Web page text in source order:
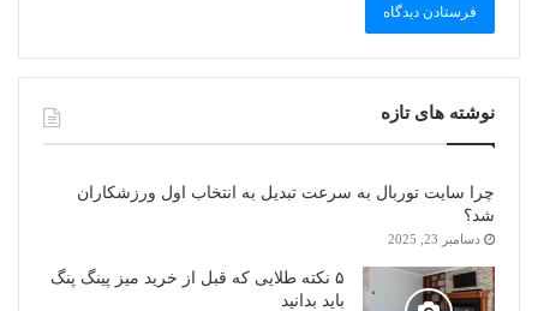
نوشته های تازه
چرا سایت توربال به ‌سرعت تبدیل به انتخاب اول ورزشکاران
شد؟
دسامبر 23, 2025
۵ نکته طلایی که قبل از خرید میز پینگ پنگ
باید بدانید